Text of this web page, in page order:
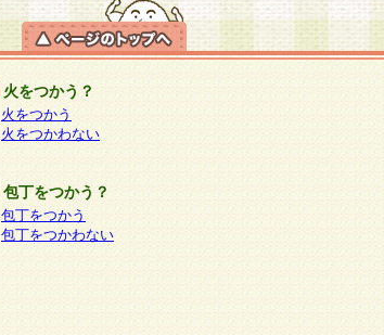
火をつかう？
火をつかう
火をつかわない
包丁をつかう？
包丁をつかう
包丁をつかわない